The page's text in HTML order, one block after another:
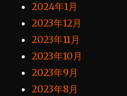
2024年1月
2023年12月
2023年11月
2023年10月
2023年9月
2023年8月